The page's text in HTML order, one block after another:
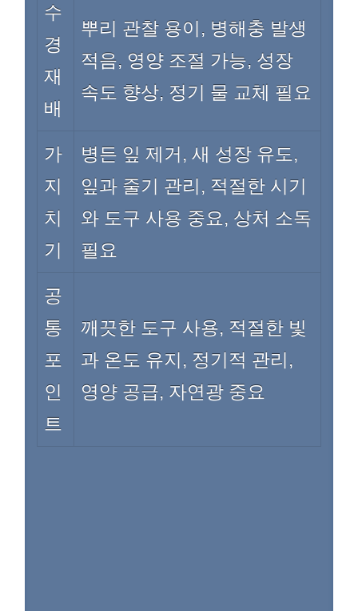
수
경
재
배
뿌리 관찰 용이, 병해충 발생
적음, 영양 조절 가능, 성장
속도 향상, 정기 물 교체 필요
가
지
치
기
병든 잎 제거, 새 성장 유도,
잎과 줄기 관리, 적절한 시기
와 도구 사용 중요, 상처 소독
필요
공
통
포
인
트
깨끗한 도구 사용, 적절한 빛
과 온도 유지, 정기적 관리,
영양 공급, 자연광 중요